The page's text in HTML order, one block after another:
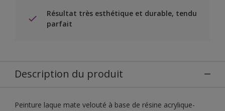
Résultat très esthétique et durable, tendu
parfait
Description du produit
Peinture laque mate velouté à base de résine acrylique-